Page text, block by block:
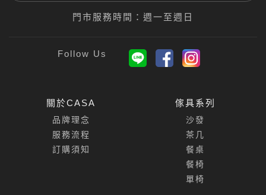
門市服務時間：週一至週日
關於CASA
品牌理念
服務流程
訂購須知
傢具系列
沙發
茶几
餐桌
餐椅
單椅